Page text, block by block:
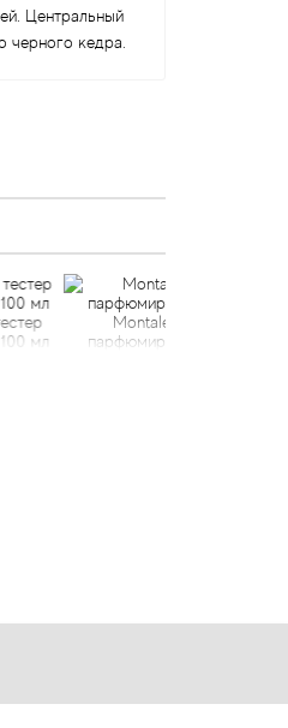
Центральный
черного кедра.
Herbal Aquatica
вода 50 мл